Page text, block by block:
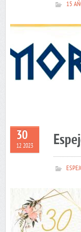
15
30
12 2023